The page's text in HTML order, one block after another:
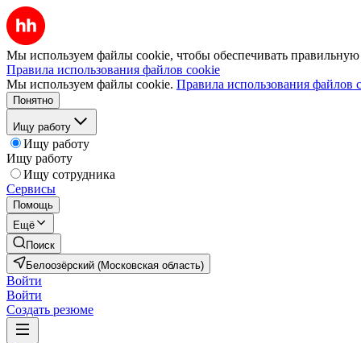
Мы используем файлы cookie, чтобы обеспечивать правильную
Правила использования файлов cookie
Мы используем файлы cookie. Правила использования файлов
Понятно
Ищу работу
Ищу работу
Ищу работу
Ищу сотрудника
Сервисы
Помощь
Ещё
Поиск
Белоозёрский (Московская область)
Войти
Войти
Создать резюме